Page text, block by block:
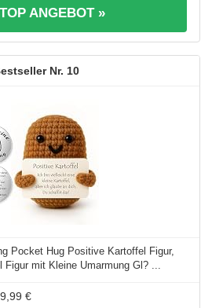
ANGEBOT »
10
Pocket Hug Positive Kartoffel Figur,
mit Kleine Umarmung Gl? ...
9,99 €